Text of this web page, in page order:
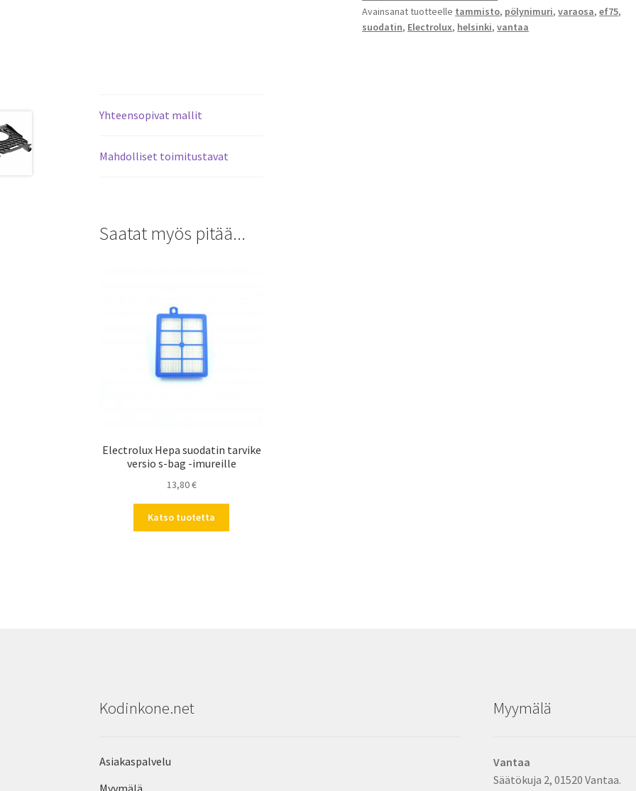
Avainsanat tuotteelle tammisto, pölynimuri,varaosa,ef75,
suodatin, Electrolux, helsinki,vantaa
Yhteensopivat mallit
Mahdolliset toimitustavat
Saatat myös pitää...
Electrolux Hepa suodatin tarvike
versio s-bag -imureille
13,80€
Katso tuotetta
Kodinkone.net
Asiakaspalvelu
Myymälä
Vantaa
Säätökuja 2, 01520 Vantaa.